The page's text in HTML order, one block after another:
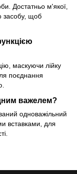
Достатньо м'якої,
засобу, щоб
маскуючи лійку
поєднання
важелем?
одноважільний
вставками, для